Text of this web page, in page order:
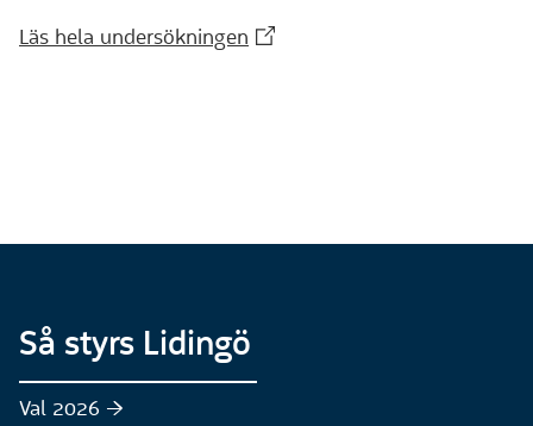
Läs hela undersökningen (Extern webbplats)
Så styrs Lidingö
Val 2026 :höger: